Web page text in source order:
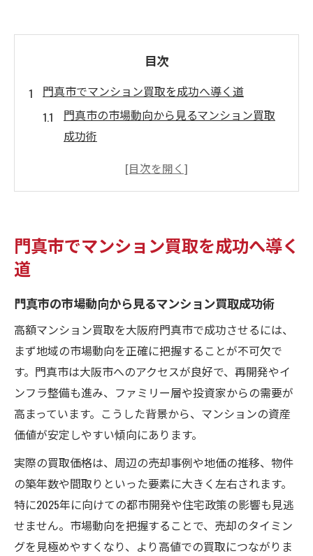
目次
門真市でマンション買取を成功へ導く道
門真市の市場動向から見るマンション買取
成功術
高額マンション買取で重視すべきポイント
地域特性を活かした門真市の売却戦略
高額マンション買取の秘訣と相場理解
門真市でのマンション買取事例から学ぶ秘
訣
地価や坪単価がマンション買取に与える影
響
最新のマンション買取トレンドを正しく把
握
高額買取を実現するための査定ポイント
マンション売却なら押さえるべき査定術
マンション買取の査定で見落としがちな要
門真市でマンション買取を成功へ導く
道
門真市の市場動向から見るマンション買取成功術
高額マンション買取を大阪府門真市で成功させるには、
まず地域の市場動向を正確に把握することが不可欠で
す。門真市は大阪市へのアクセスが良好で、再開発やイ
ンフラ整備も進み、ファミリー層や投資家からの需要が
高まっています。こうした背景から、マンションの資産
価値が安定しやすい傾向にあります。
実際の買取価格は、周辺の売却事例や地価の推移、物件
の築年数や間取りといった要素に大きく左右されます。
特に2025年に向けての都市開発や住宅政策の影響も見逃
せません。市場動向を把握することで、売却のタイミン
グを見極めやすくなり、より高値での買取につながりま